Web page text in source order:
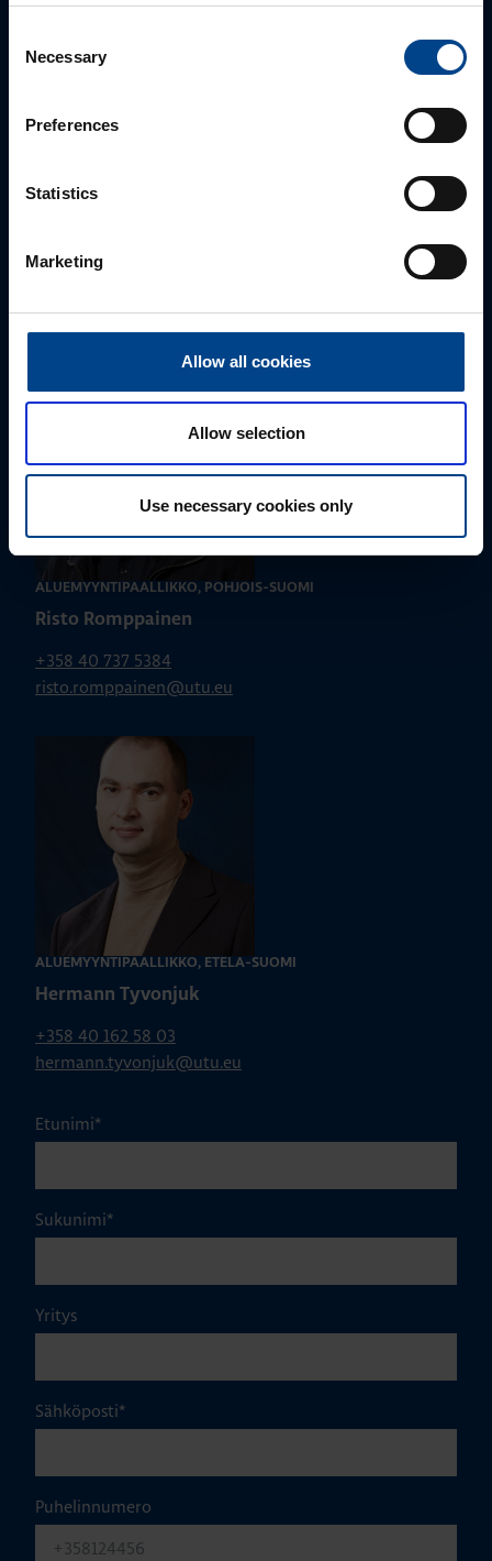
Selection
Necessary
Preferences
Statistics
Marketing
Allow all cookies
Allow selection
Use necessary cookies only
susanna.ahokas@utu.eu
ALUEMYYNTIPÄÄLLIKKÖ, POHJOIS-SUOMI
Risto Romppainen
+358 40 737 5384
risto.romppainen@utu.eu
ALUEMYYNTIPÄÄLLIKKÖ, ETELÄ-SUOMI
Hermann Tyvonjuk
+358 40 162 58 03
hermann.tyvonjuk@utu.eu
Etunimi*
Sukunimi*
Yritys
Sähköposti*
Puhelinnumero